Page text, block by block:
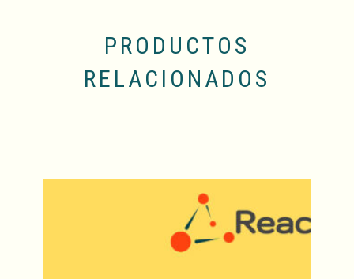
PRODUCTOS
RELACIONADOS